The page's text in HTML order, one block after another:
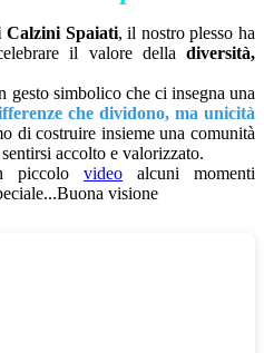
Calzini Spaiati, il nostro plesso ha
il valore della diversità,
gesto simbolico che ci insegna una
che dividono, ma unicità
di costruire insieme una comunità
accolto e valorizzato.
piccolo video alcuni momenti
visione